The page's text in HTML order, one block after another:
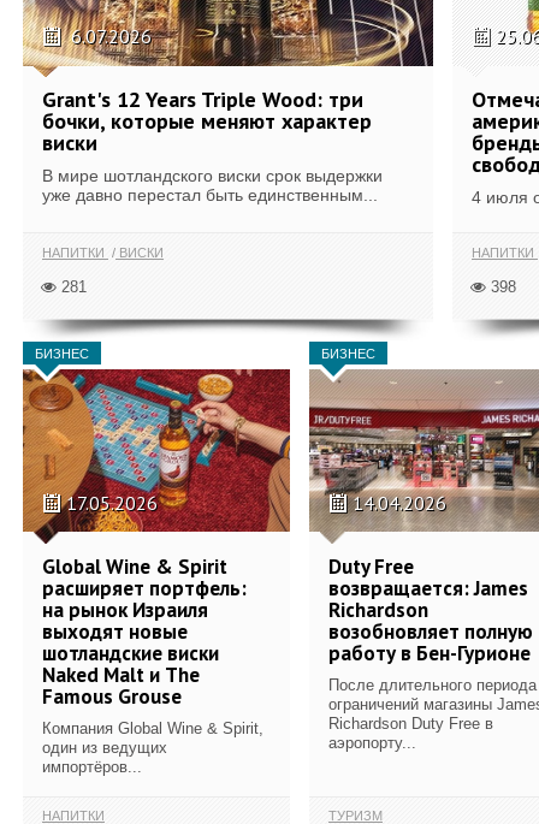
6.07.2026
Grant's 12 Years Triple Wood: три
бочки, которые меняют характер
виски
В мире шотландского виски срок выдержки
уже давно перестал быть единственным...
НАПИТКИ ВИСКИ
281
4 июля
НАПИТКИ
398
БИЗНЕС
17.05.2026
Global Wine & Spirit
расширяет портфель:
на рынок Израиля
выходят новые
шотландские виски
Naked Malt и The
Famous Grouse
Компания Global Wine & Spirit,
один из ведущих
импортёров...
НАПИТКИ
БИЗНЕС
14.04.2026
Duty Free
возвращается: James
Richardson
возобновляет полную
работу в Бен-Гурионе
После длительного периода
ограничений магазины
Richardson Duty Free в
аэропорту...
ТУРИЗМ